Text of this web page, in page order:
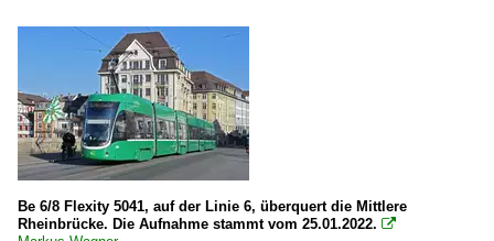
Be 6/8 Flexity 5041, auf der Linie 6, überquert die Mittlere
Rheinbrücke. Die Aufnahme stammt vom 25.01.2022. 